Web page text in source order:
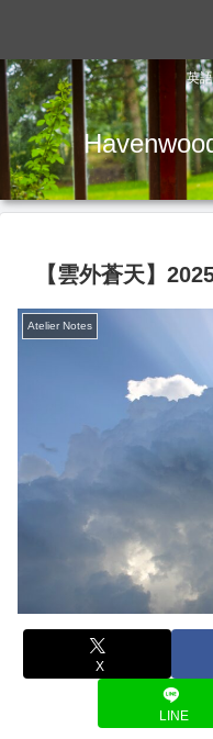
英
【雲外蒼天】
Atelier Notes
X
LINE